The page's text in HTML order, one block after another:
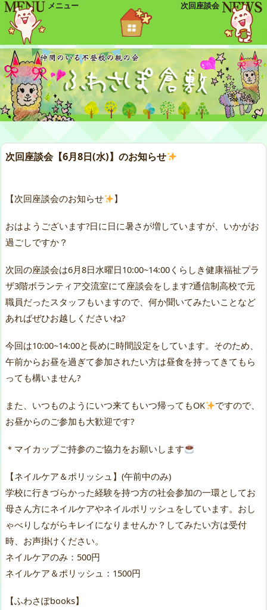
次回座談会【6月8日(水)】のお知らせ
【次回座談会のお知らせ 】
おはようございます?日に日に暑さが増していますが、いかがお
過ごしですか？
次回の座談会は6月8日水曜日10:00~14:00くらしき健康福祉プラ
ザ3階ボランティア交流室にて座談会をします?通信制高校で元
職員だったスタッフもいますので、何か聞いてみたいことなど
あればぜひお越しくださいね?
今回は10:00~14:00と長めに時間設定をしています。そのため、
午前からお昼を過ぎて参加されたい方は昼食を持ってきてもら
っても構いません?
また、いつものようにいつ来てもいつ帰ってもOK
ですので、
お昼からのご参加も大歓迎です?
＊マイカップご持参のご協力をお願いします
【ネイルケア＆ポリッシュ】(午前中のみ)
学校に行きづらかった経験を持つ方の社会参加の一環としてお
母さん方にネイルケアやネイルポリッシュをしています。おし
ゃべりしながらキレイになりませんか？してみたい方は受付
時、お声掛けください。
ネイルケアのみ：500円
ネイルケア＆ポリッシュ：1500円
【ふわさぽbooks】
メニュー 次回座談会